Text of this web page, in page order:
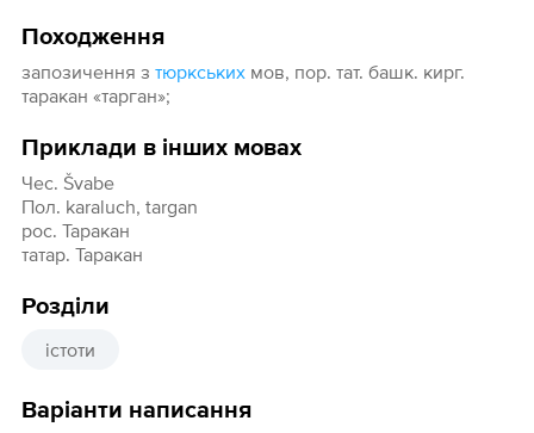
Походження
запозичення з тюркськихмов, пор. тат. башк. кирг.
таракан «тарган»;
Приклади в інших мовах
Чес. Švabe
Пол. karaluch, targan
рос. Таракан
татар. Таракан
Розділи
істоти
Варіанти написання